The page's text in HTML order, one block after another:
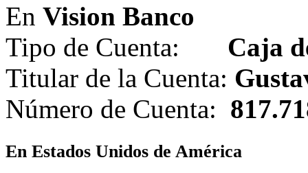
En Vision Banco
Tipo de Cuenta: Caja
Titular de la Cuenta:
Número de Cuenta:
En Estados Unidos de América